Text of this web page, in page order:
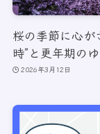
桜の季節に心が
時”と更年期の
2026年3月12日